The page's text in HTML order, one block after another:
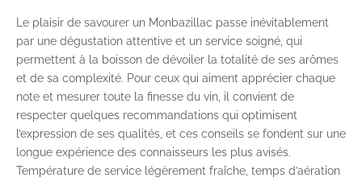
Le plaisir de savourer un Monbazillac passe inévitablement
par une dégustation attentive et un service soigné, qui
permettent à la boisson de dévoiler la totalité de ses arômes
et de sa complexité. Pour ceux qui aiment apprécier chaque
note et mesurer toute la finesse du vin, il convient de
respecter quelques recommandations qui optimisent
l’expression de ses qualités, et ces conseils se fondent sur une
longue expérience des connaisseurs les plus avisés.
Température de service légèrement fraîche, temps d’aération